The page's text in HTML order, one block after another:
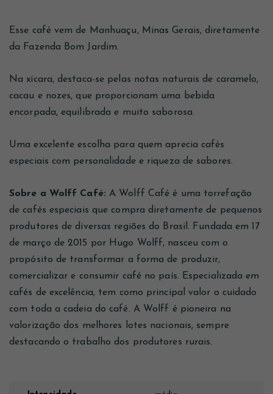
Esse café vem de Manhuaçu, Minas Gerais, diretamente
da Fazenda Bom Jardim.
Na xícara, destaca-se pelas notas naturais de caramelo,
cacau e nozes, que proporcionam uma bebida
encorpada, equilibrada e muito saborosa.
Uma excelente escolha para quem aprecia cafés
especiais com personalidade e riqueza de sabores.
Sobre a Wolff Café: A Wolff Café é uma torrefação
de cafés especiais que compra diretamente de pequenos
produtores de diversas regiões do Brasil. Fundada em 17
de março de 2015 por Hugo Wolff, nasceu com o
propósito de transformar a forma de produzir,
comercializar e consumir café no país. Especializada em
cafés de excelência, tem como principal valor o cuidado
com toda a cadeia do café. A Wolff é pioneira na
valorização dos melhores lotes nacionais, sempre
destacando o trabalho dos produtores rurais.